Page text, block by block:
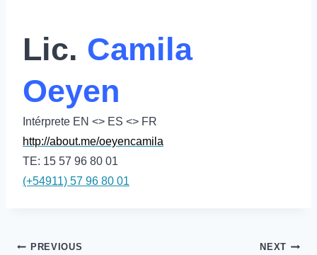
Lic. Camila
Oeyen
Intérprete EN <> ES <> FR
http://about.me/oeyencamila
TE: 15 57 96 80 01
(+54911) 57 96 80 01
PREVIOUS NEXT